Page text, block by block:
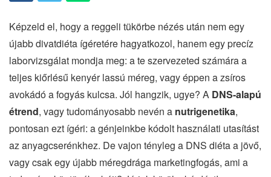
Képzeld el, hogy a reggeli tükörbe nézés után nem egy
újabb divatdiéta ígéretére hagyatkozol, hanem egy precíz
laborvizsgálat mondja meg: a te szervezeted számára a
teljes kiőrlésű kenyér lassú méreg, vagy éppen a zsíros
avokádó a fogyás kulcsa. Jól hangzik, ugye? A DNS-alapú
étrend, vagy tudományosabb nevén a nutrigenetika,
pontosan ezt ígéri: a génjeinkbe kódolt használati utasítást
az anyagcserénkhez. De vajon tényleg a DNS diéta a jövő,
vagy csak egy újabb méregdrága marketingfogás, ami a